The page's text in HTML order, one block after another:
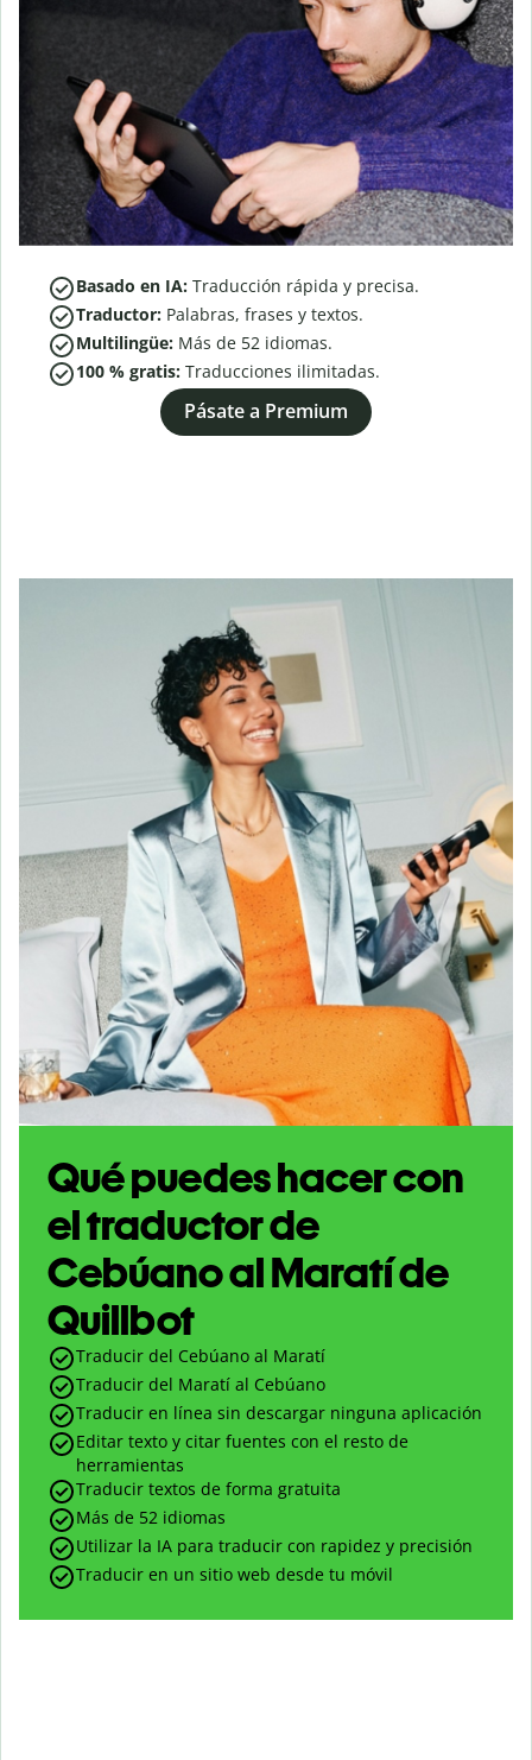
Basado en IA: Traducción rápida y precisa.
Traductor: Palabras, frases y textos.
Multilingüe: Más de 52 idiomas.
100 % gratis: Traducciones ilimitadas.
Pásate a Premium
Qué puedes hacer con
el traductor de
Cebúano al Maratí de
Quillbot
Traducir del Cebúano al Maratí
Traducir del Maratí al Cebúano
Traducir en línea sin descargar ninguna aplicación
Editar texto y citar fuentes con el resto de
herramientas
Traducir textos de forma gratuita
Más de 52 idiomas
Utilizar la IA para traducir con rapidez y precisión
Traducir en un sitio web desde tu móvil